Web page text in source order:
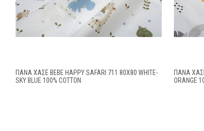
ΠΆΝΑ ΧΑΣΈ BEBE HAPPY SAFARI 711 80X80 WHITE-
SKY BLUE 100% COTTON
ΠΆΝΑ ΧΑΣΈ
ORANGE